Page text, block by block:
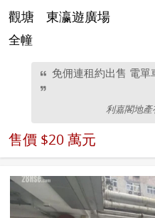
觀塘 東瀛遊廣場
全幢
免佣連租約出售 電單
利嘉閣地產
售價 $20 萬元